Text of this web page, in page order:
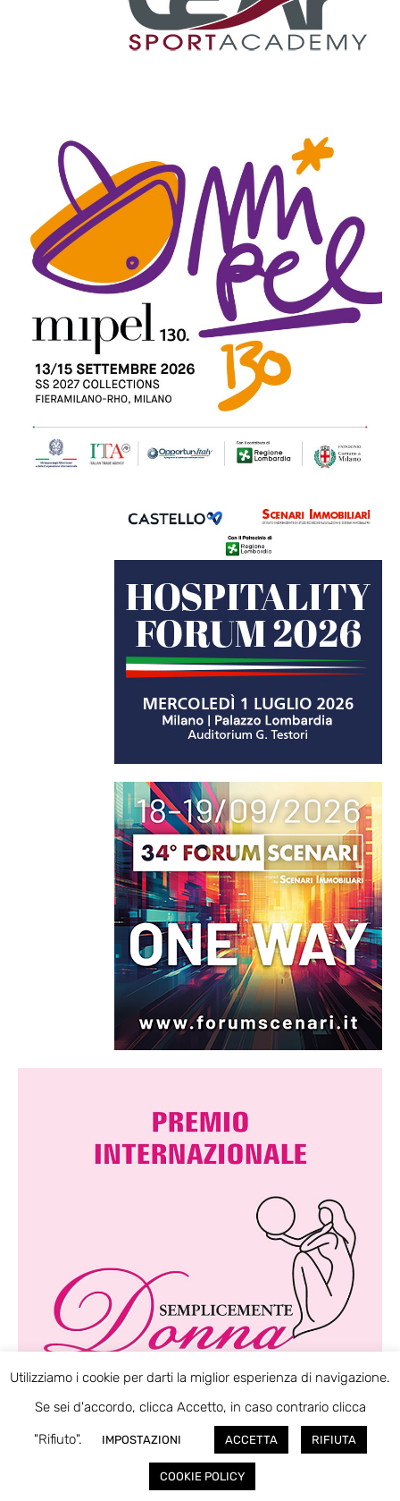
Utilizziamo i cookie per darti la miglior esperienza di navigazione.
Se sei d'accordo, clicca Accetto, in caso contrario clicca
"Rifiuto".
IMPOSTAZIONI ACCETTA RIFIUTA
COOKIE POLICY